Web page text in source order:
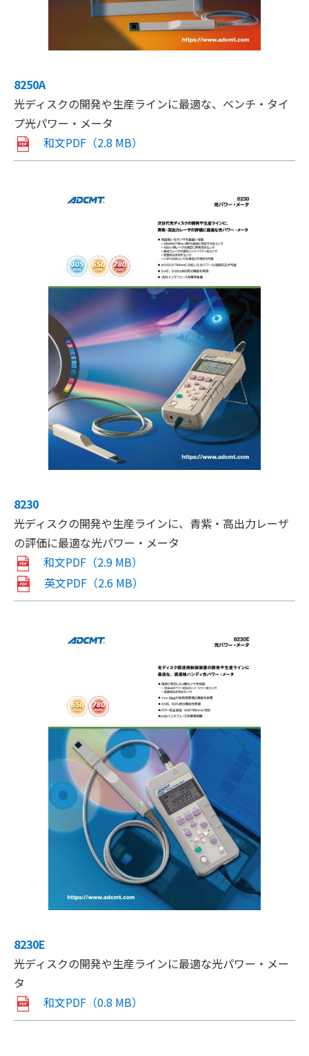
8250A
光ディスクの開発や生産ラインに最適な、ベンチ・タイ
プ光パワー・メータ
和文PDF（2.8 MB）
8230
光ディスクの開発や生産ラインに、青紫・高出力レーザ
の評価に最適な光パワー・メータ
和文PDF（2.9 MB）
英文PDF（2.6 MB）
8230E
光ディスクの開発や生産ラインに最適な光パワー・メー
タ
和文PDF（0.8 MB）